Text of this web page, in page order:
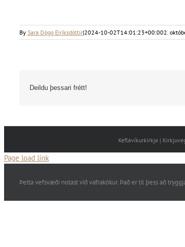
By Sara Dögg Eiríksdóttir|2024-10-02T14:01:23+00:002.
Deildu þessari frétt!
Keflavíkurkirkja |
Page load link
Þetta vefsvæði notast við vafrakökur. Það er til þess að